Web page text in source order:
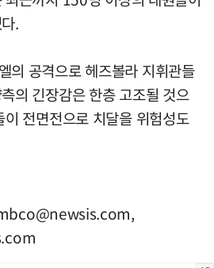
.
의 공격으로 헤즈볼라 지휘관들
의 긴장감은 한층 고조될 것으
전면전으로 치달을 위험성도
,